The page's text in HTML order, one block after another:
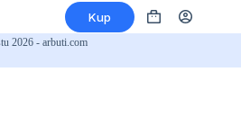
Kup Koszyk
2026 - arbuti.com